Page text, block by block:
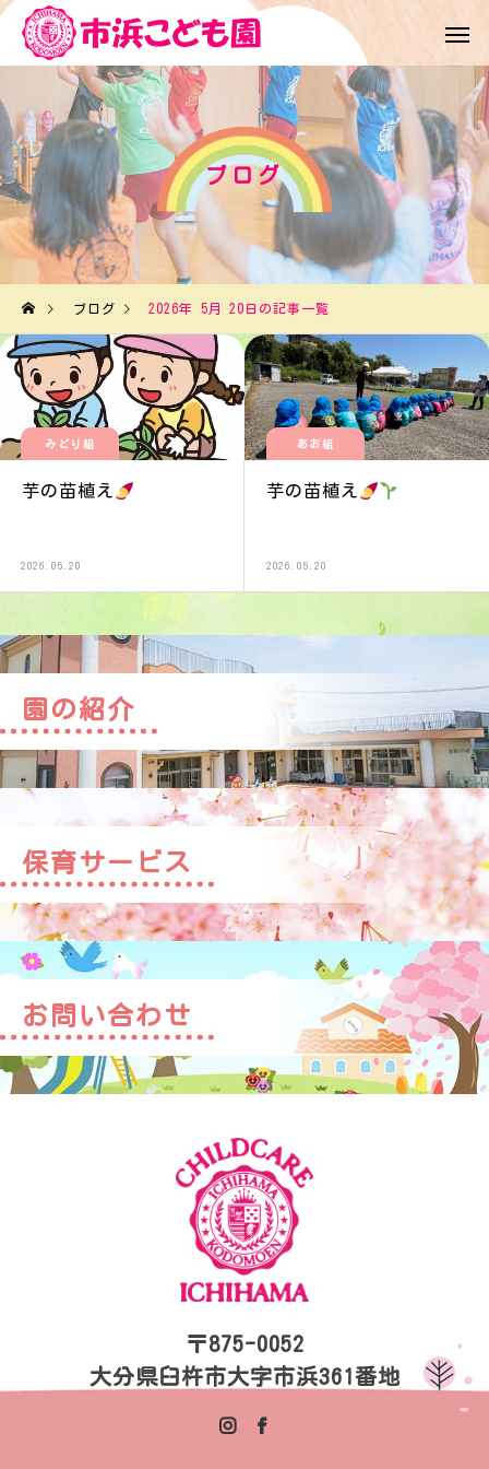
ブログ
ブログ 2026年 5月 20日の記事一覧
みどり組
芋の苗植え
2026.05.20
あお組
芋の苗植え
2026.05.20
園の紹介
保育サービス
お問い合わせ
〒875-0052
大分県臼杵市大字市浜361番地